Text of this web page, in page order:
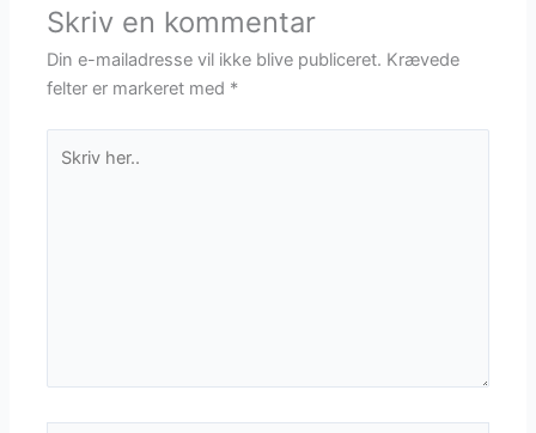
Skriv en kommentar
Din e-mailadresse vil ikke blive publiceret. Krævede
felter er markeret med *
her..